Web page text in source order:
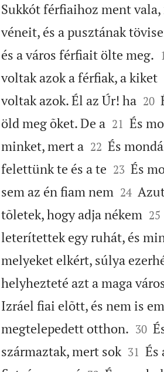
Sukkót férfiaihoz ment
véneit, és a pusztának
és a város férfiait ölte meg.
voltak azok a férfiak, a kiket
voltak azok. Él az Úr! ha
20
öld meg õket. De a
21 És
minket, mert a
22 És
felettünk te és a te
23 És
sem az én fiam nem
24
tõletek, hogy adja nékem
25
leterítettek egy ruhát, és
melyeket elkért, súlya
helyhezteté azt a maga
Izráel fiai elõtt, és nem is
megtelepedett otthon.
30
származtak, mert sok
31 És